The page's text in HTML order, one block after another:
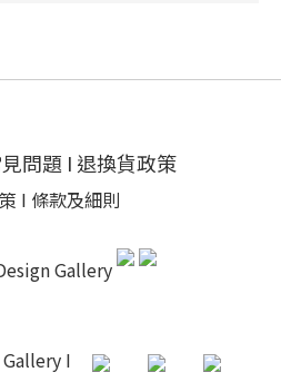
問題 I 退換貨政策
I 條款及細則
Gallery
I